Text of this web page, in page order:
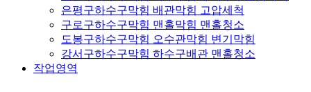
은평구하수구막힘 배관막힘 고압세척
구로구하수구막힘 맨홀막힘 맨홀청소
도봉구하수구막힘 오수관막힘 변기막힘
강서구하수구막힘 하수구배관 맨홀청소
작업영역